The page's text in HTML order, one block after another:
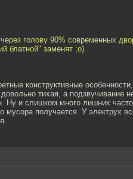
голову 90% современных
блатной" заменят ;о)
конструктивные
тихая, а подзвучивание
Ну и слишком много лишних
мусора получается. У электрух